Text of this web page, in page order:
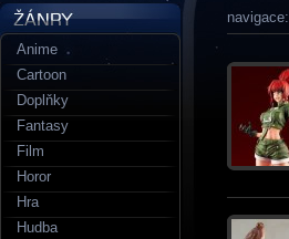
navigace:
Anime
Cartoon
Doplňky
Fantasy
Film
Horor
Hra
Hudba